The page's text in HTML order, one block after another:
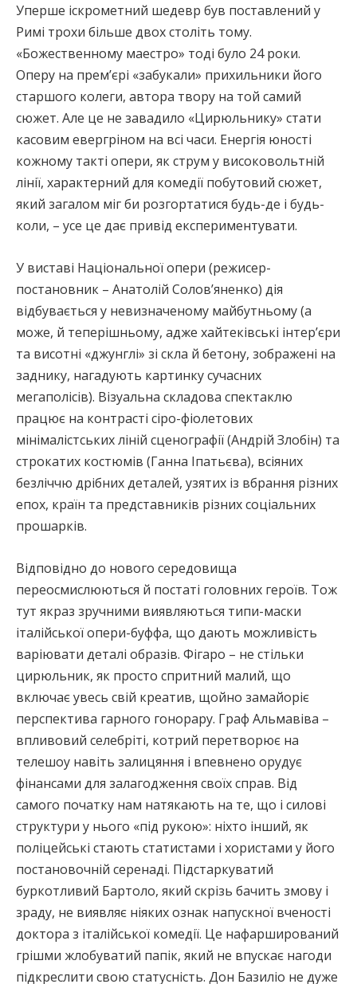
Уперше іскрометний шедевр був поставлений у
Римі трохи більше двох століть тому.
«Божественному маестро» тоді було 24 роки.
Оперу на прем’єрі «забукали» прихильники його
старшого колеги, автора твору на той самий
сюжет. Але це не завадило «Цирюльнику» стати
касовим евергріном на всі часи. Енергія юності
кожному такті опери, як струм у високовольтній
лінії, характерний для комедії побутовий сюжет,
який загалом міг би розгортатися будь-де і будь-
коли, – усе це дає привід експериментувати.
У виставі Національної опери (режисер-
постановник – Анатолій Солов’яненко) дія
відбувається у невизначеному майбутньому (а
може, й теперішньому, адже хайтеківські інтер’єри
та висотні «джунглі» зі скла й бетону, зображені на
заднику, нагадують картинку сучасних
мегаполісів). Візуальна складова спектаклю
працює на контрасті сіро-фіолетових
мінімалістських ліній сценографії (Андрій Злобін) та
строкатих костюмів (Ганна Іпатьєва), всіяних
безліччю дрібних деталей, узятих із вбрання різних
епох, країн та представників різних соціальних
прошарків.
Відповідно до нового середовища
переосмислюються й постаті головних героїв. Тож
тут якраз зручними виявляються типи-маски
італійської опери-буффа, що дають можливість
варіювати деталі образів. Фігаро – не стільки
цирюльник, як просто спритний малий, що
включає увесь свій креатив, щойно замайоріє
перспектива гарного гонорару. Граф Альмавіва –
впливовий селебріті, котрий перетворює на
телешоу навіть залицяння і впевнено орудує
фінансами для залагодження своїх справ. Від
самого початку нам натякають на те, що і силові
структури у нього «під рукою»: ніхто інший, як
поліцейські стають статистами і хористами у його
постановочній серенаді. Підстаркуватий
буркотливий Бартоло, який скрізь бачить змову і
зраду, не виявляє ніяких ознак напускної вченості
доктора з італійської комедії. Це нафарширований
грішми жлобуватий папік, який не впускає нагоди
підкреслити свою статусність. Дон Базиліо не дуже